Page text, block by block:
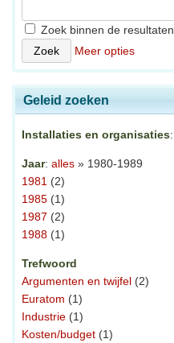
Zoek binnen de resultaten
Meer opties
Geleid zoeken
Installaties en organisaties:
Jaar: alles » 1980-1989
1981 (2)
1985 (1)
1987 (2)
1988 (1)
Trefwoord
Argumenten en twijfel (2)
Euratom (1)
Industrie (1)
Kosten/budget (1)